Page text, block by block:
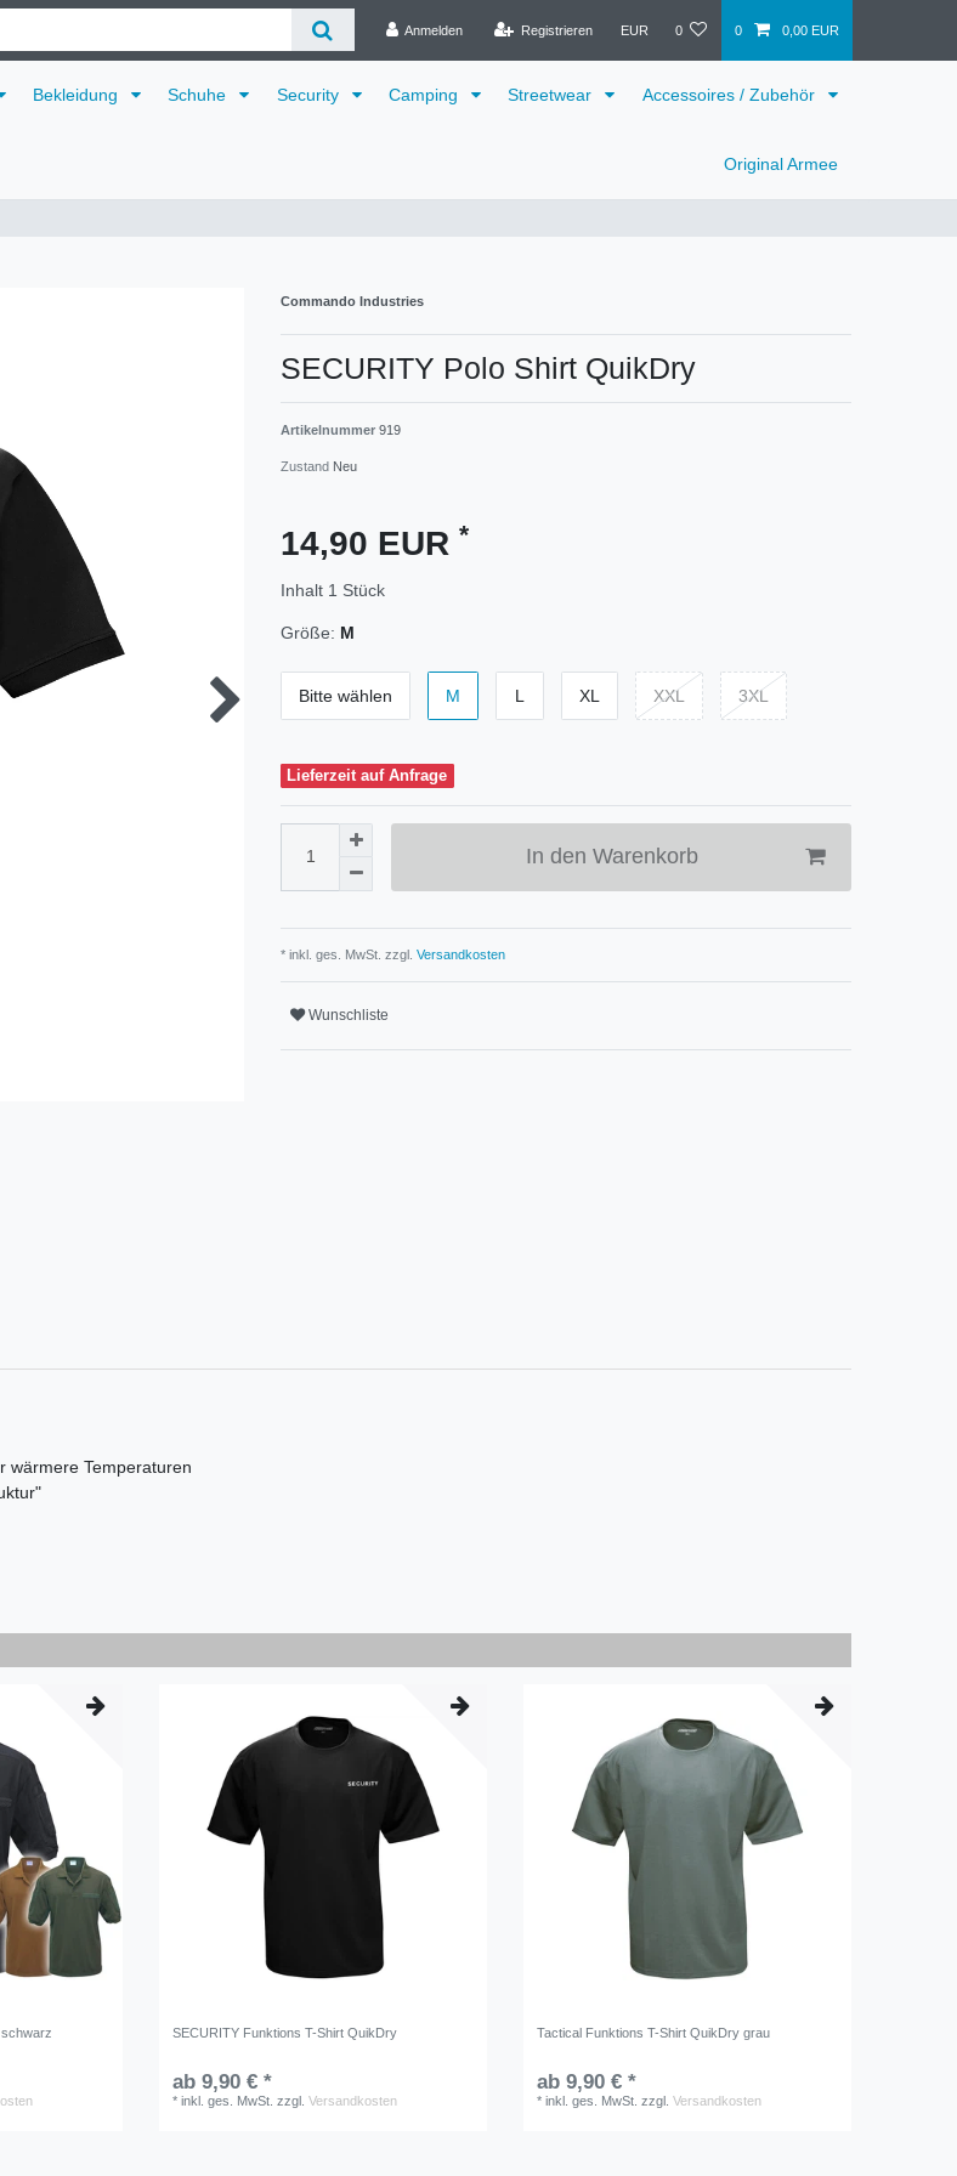
Anmelden Registrieren EUR 0 0 0,00 EUR
Bekleidung Schuhe Security Camping Streetwear Accessoires / Zubehör
Original Armee
Commando Industries
SECURITY Polo Shirt QuikDry
Artikelnummer 919
Zustand Neu
14,90 EUR *
Inhalt 1 Stück
Größe: M
Bitte wählen M L XL XXL 3XL
Lieferzeit auf Anfrage
In den Warenkorb
* inkl. ges. MwSt. zzgl. Versandkosten
Wunschliste
wärmere Temperaturen
SECURITY Funktions T-Shirt QuikDry
ab 9,90 € *
*inkl. ges. MwSt. zzgl.Versandkosten
Tactical Funktions T-Shirt QuikDry grau
ab 9,90 € *
*inkl. ges. MwSt. zzgl.Versandkosten